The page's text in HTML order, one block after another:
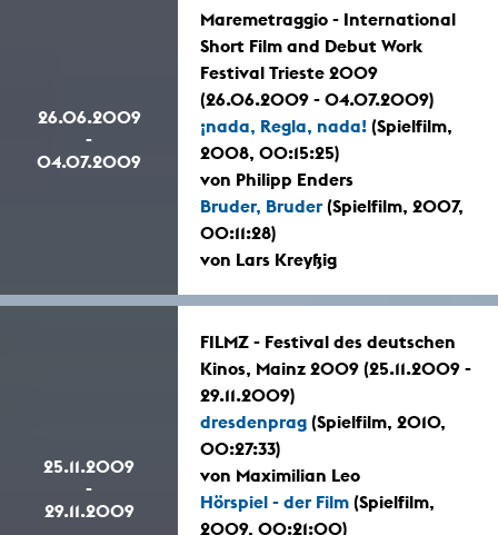
26.06.2009
-
04.07.2009
Maremetraggio - International
Short Film and Debut Work
Festival Trieste 2009
(26.06.2009 - 04.07.2009)
¡nada, Regla, nada! (Spielfilm,
2008, 00:15:25)
von Philipp Enders
Bruder, Bruder (Spielfilm, 2007,
00:11:28)
von Lars Kreyßig
25.11.2009
-
29.11.2009
FILMZ - Festival des deutschen
Kinos, Mainz 2009 (25.11.2009 -
29.11.2009)
dresdenprag (Spielfilm, 2010,
00:27:33)
von Maximilian Leo
Hörspiel - der Film (Spielfilm,
2009, 00:21:00)